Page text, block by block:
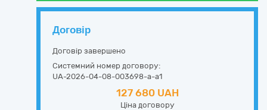
Договір
Договір завершено
Системний номер договору:
UA-2026-04-08-003698-a-a1
127 680 UAH
Ціна договору